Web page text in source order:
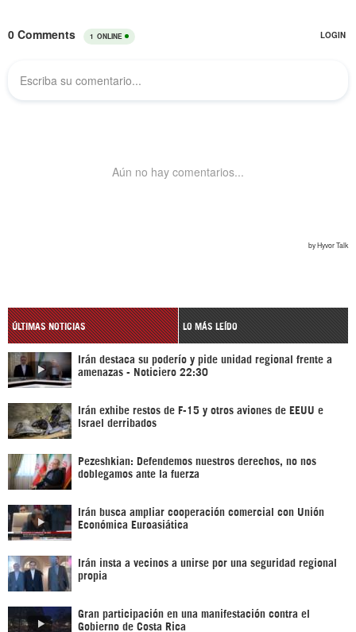
ÚLTIMAS NOTICIAS LO MÁS LEÍDO
Irán destaca su poderío y pide unidad regional frente a
amenazas - Noticiero 22:30
Irán exhibe restos de F-15 y otros aviones de EEUU e
Israel derribados
Pezeshkian: Defendemos nuestros derechos, no nos
doblegamos ante la fuerza
Irán busca ampliar cooperación comercial con Unión
Económica Euroasiática
Irán insta a vecinos a unirse por una seguridad regional
propia
Gran participación en una manifestación contra el
Gobierno de Costa Rica